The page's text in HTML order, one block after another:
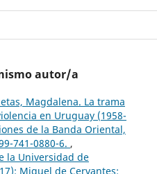
autor/a
Magdalena. La trama
en Uruguay (1958-
de la Banda Oriental,
741-0880-6. ,
la Universidad de
Miguel de Cervantes: